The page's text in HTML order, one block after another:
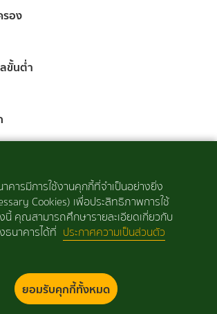
รอง
ขั้นต่ำ
ญา (ร้อยละ ต่อ หลักประกันตะกาฟุล)
าคารมีการใช้งานคุกกี้ที่จำเป็นอย่างยิ่ง
Cookies) เพื่อประสิทธิภาพการใช้
นี้ คุณสามารถศึกษารายละเอียดเกี่ยวกับ
ธนาคารได้ที่ ประกาศความเป็นส่วนตัว
ยอมรับคุกกี้ทั้งหมด